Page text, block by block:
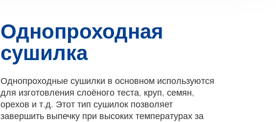
Однопроходная
сушилка
Однопроходные сушилки в основном используются
для изготовления слоёного теста, круп, семян,
орехов и т.д. Этот тип сушилок позволяет
завершить выпечку при высоких температурах за